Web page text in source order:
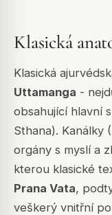
Klasická
Klasická
Uttamanga -
obsahující hlavní
Sthana). Kanálky
orgány s myslí a
kterou klasické
Prana Vata,
veškerý vnitřní